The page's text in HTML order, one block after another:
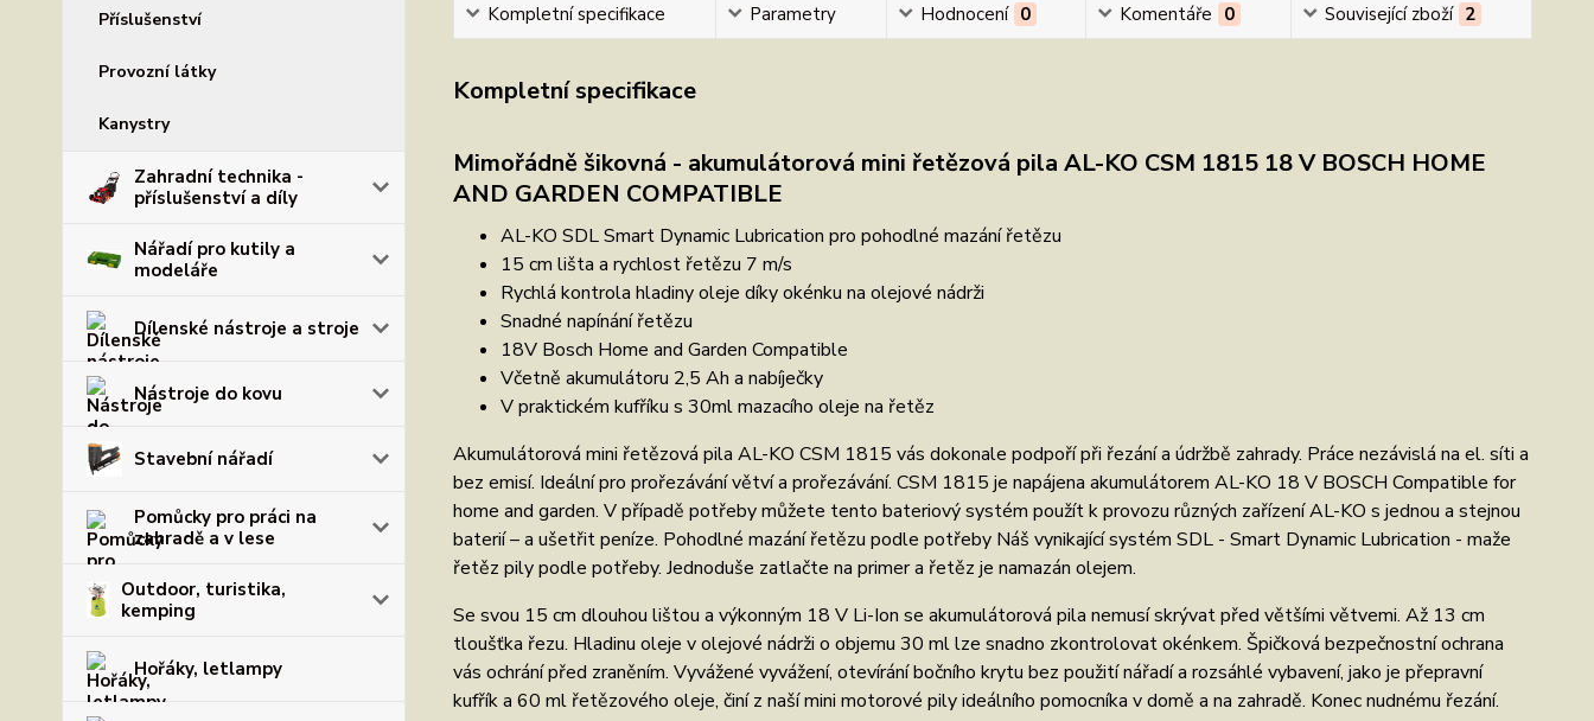
Příslušenství
Provozní látky
Kanystry
Zahradní technika -
příslušenství a díly
Nářadí pro kutily a
modeláře
Dílenské nástroje a stroje
Nástroje do kovu
Stavební nářadí
Pomůcky pro práci na
zahradě a v lese
Outdoor, turistika,
kemping
Hořáky, letlampy
Kompletní specifikace Parametry Hodnocení 0 Komentáře 0 Související zboží 2
Kompletní specifikace
Mimořádně šikovná - akumulátorová mini řetězová pila AL-KO CSM 1815 18 V BOSCH HOME
AND GARDEN COMPATIBLE
AL-KO SDL Smart Dynamic Lubrication pro pohodlné mazání řetězu
15 cm lišta a rychlost řetězu 7 m/s
Rychlá kontrola hladiny oleje díky okénku na olejové nádrži
Snadné napínání řetězu
18V Bosch Home and Garden Compatible
Včetně akumulátoru 2,5 Ah a nabíječky
V praktickém kufříku s 30ml mazacího oleje na řetěz
Akumulátorová mini řetězová pila AL-KO CSM 1815 vás dokonale podpoří při řezání a údržbě zahrady. Práce nezávislá na el. síti a
bez emisí. Ideální pro prořezávání větví a prořezávání. CSM 1815 je napájena akumulátorem AL-KO 18 V BOSCH Compatible for
home and garden. V případě potřeby můžete tento bateriový systém použít k provozu různých zařízení AL-KO s jednou a stejnou
baterií – a ušetřit peníze. Pohodlné mazání řetězu podle potřeby Náš vynikající systém SDL - Smart Dynamic Lubrication - maže
řetěz pily podle potřeby. Jednoduše zatlačte na primer a řetěz je namazán olejem.
Se svou 15 cm dlouhou lištou a výkonným 18 V Li-Ion se akumulátorová pila nemusí skrývat před většími větvemi. Až 13 cm
tloušťka řezu. Hladinu oleje v olejové nádrži o objemu 30 ml lze snadno zkontrolovat okénkem. Špičková bezpečnostní ochrana
vás ochrání před zraněním. Vyvážené vyvážení, otevírání bočního krytu bez použití nářadí a rozsáhlé vybavení, jako je přepravní
kufřík a 60 ml řetězového oleje, činí z naší mini motorové pily ideálního pomocníka v domě a na zahradě. Konec nudnému řezání.